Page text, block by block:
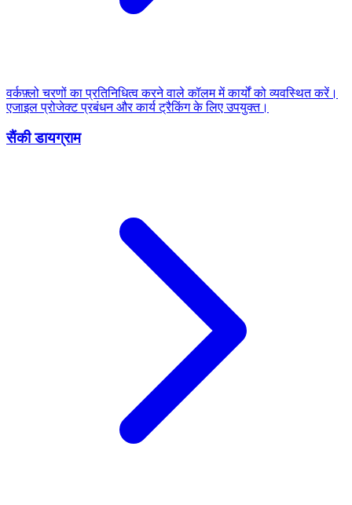
वर्कफ़्लो चरणों का प्रतिनिधित्व करने वाले कॉलम में कार्यों को व्यवस्थित करें।
एजाइल प्रोजेक्ट प्रबंधन और कार्य ट्रैकिंग के लिए उपयुक्त।
सैंकी डायग्राम